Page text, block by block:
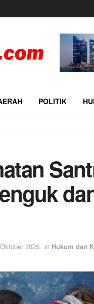
POLITIK
2025 in Hukum dan